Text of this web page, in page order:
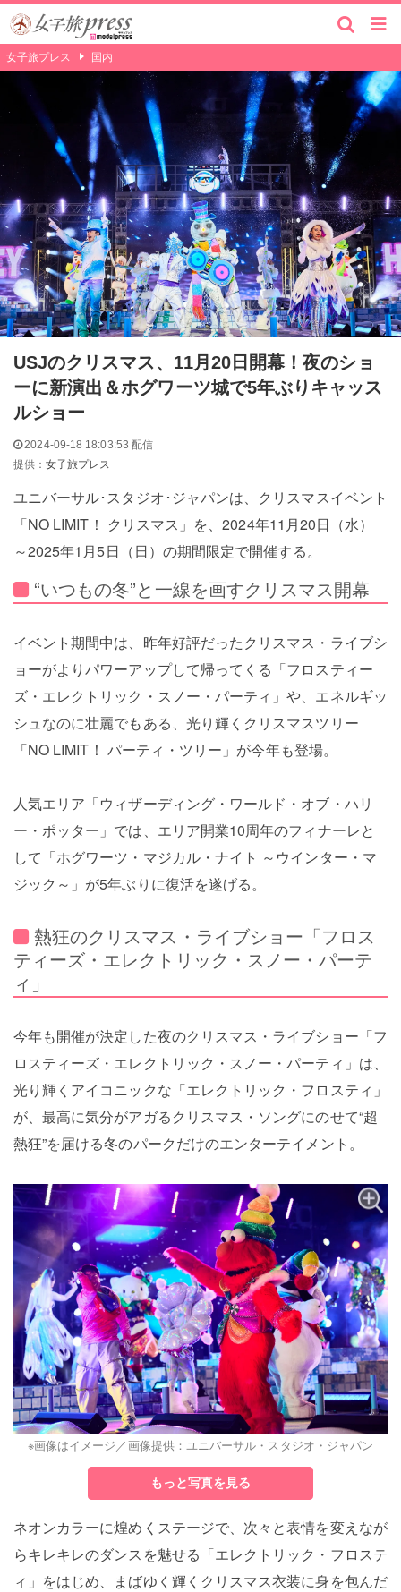
女子旅プレス 国内
USJのクリスマス、11月20日開幕！夜のショ
ーに新演出＆ホグワーツ城で5年ぶりキャッス
ルショー
2024-09-18 18:03:53 配信
提供：女子旅プレス
ユニバーサル･スタジオ･ジャパンは、クリスマスイベント
「NO LIMIT！ クリスマス」を、2024年11月20日（水）
～2025年1月5日（日）の期間限定で開催する。
“いつもの冬”と一線を画すクリスマス開幕
イベント期間中は、昨年好評だったクリスマス・ライブシ
ョーがよりパワーアップして帰ってくる「フロスティー
ズ・エレクトリック・スノー・パーティ」や、エネルギッ
シュなのに壮麗でもある、光り輝くクリスマスツリー
「NO LIMIT！ パーティ・ツリー」が今年も登場。
人気エリア「ウィザーディング・ワールド・オブ・ハリ
ー・ポッター」では、エリア開業10周年のフィナーレと
して「ホグワーツ・マジカル・ナイト ～ウインター・マ
ジック～」が5年ぶりに復活を遂げる。
熱狂のクリスマス・ライブショー「フロス
ティーズ・エレクトリック・スノー・パーテ
ィ」
今年も開催が決定した夜のクリスマス・ライブショー「フ
ロスティーズ・エレクトリック・スノー・パーティ」は、
光り輝くアイコニックな「エレクトリック・フロスティ」
が、最高に気分がアガるクリスマス・ソングにのせて“超
熱狂”を届ける冬のパークだけのエンターテイメント。
※画像はイメージ／画像提供：ユニバーサル・スタジオ・ジャパン
もっと写真を見る
ネオンカラーに煌めくステージで、次々と表情を変えなが
らキレキレのダンスを魅せる「エレクトリック・フロステ
ィ」をはじめ、まばゆく輝くクリスマス衣装に身を包んだ